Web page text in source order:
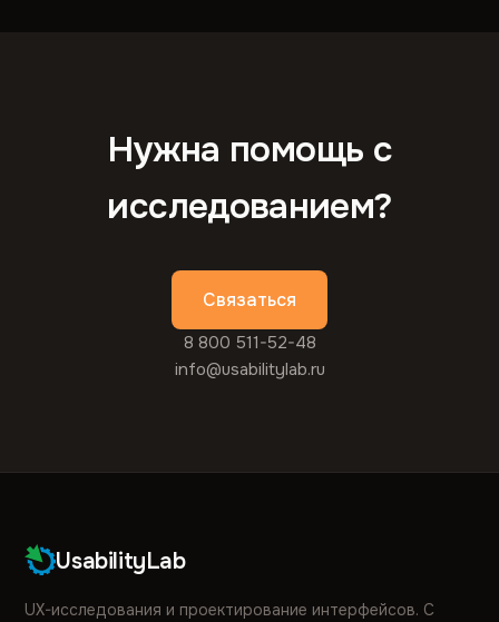
Нужна помощь с
исследованием?
Связаться
8 800 511-52-48
info@usabilitylab.ru
UsabilityLab
UX-исследования и проектирование интерфейсов. С